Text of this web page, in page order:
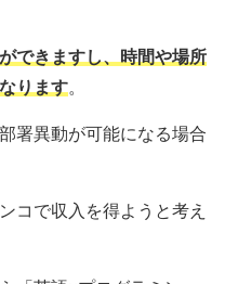
できますし、時間や場所
ります。
署異動が可能になる場合
コで収入を得ようと考え